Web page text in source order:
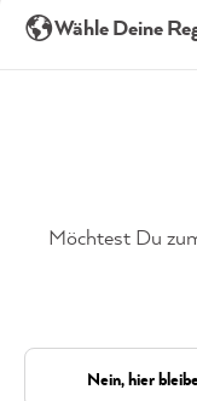
der Webseite für
(jederzeit
Größe
leichter
Zum
Wähle Deine
Möchtest Du
Nein, hier